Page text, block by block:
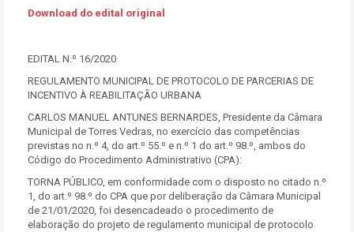
Download do edital original
EDITAL N.º 16/2020
REGULAMENTO MUNICIPAL DE PROTOCOLO DE PARCERIAS DE
INCENTIVO À REABILITAÇÃO URBANA
CARLOS MANUEL ANTUNES BERNARDES, Presidente da Câmara
Municipal de Torres Vedras, no exercício das competências
previstas no n.º 4, do art.º 55.º e n.º 1 do art.º 98.º, ambos do
Código do Procedimento Administrativo (CPA):
TORNA PÚBLICO, em conformidade com o disposto no citado n.º
1, do art.º 98.º do CPA que por deliberação da Câmara Municipal
de 21/01/2020, foi desencadeado o procedimento de
elaboração do projeto de regulamento municipal de protocolo